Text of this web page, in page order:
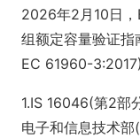
2026年2月10日
组额定容量验证
EC 61960-3:2017)
1.IS 16046(第2部
电子和信息技术